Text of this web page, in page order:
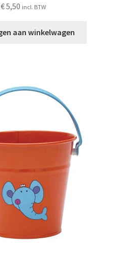
€5,50 incl. BTW
aan winkelwagen